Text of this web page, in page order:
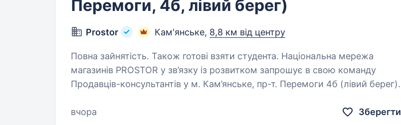
Перемоги, 4б, лівий берег)
Prostor Кам'янське, 8,8 км від центру
Повна зайнятість. Також готові взяти студента. Національна мережа
магазинів PROSTOR у зв’язку із розвитком запрошує в свою команду
Продавців-консультантів у м. Кам’янське, пр-т. Перемоги 4б (лівий берег)
вчора
Зберегти